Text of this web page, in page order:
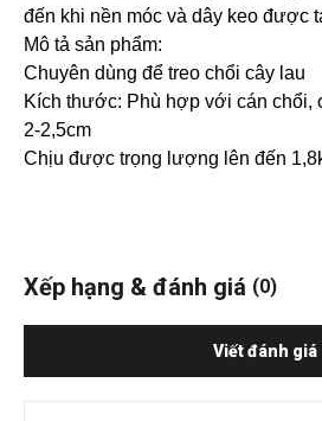
đến khi nền móc và dây keo được
Mô tả sản phẩm:
Chuyên dùng để treo chổi cây lau
Kích thước: Phù hợp với cán chổi,
2-2,5cm
Chịu được trọng lượng lên đến
Xếp hạng & đánh giá (0)
Viết đánh giá